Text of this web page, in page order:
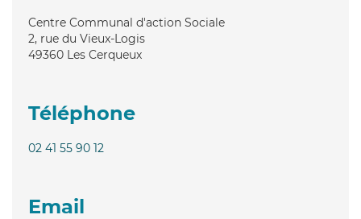
Centre Communal d'action Sociale
2, rue du Vieux-Logis
49360 Les Cerqueux
Téléphone
02 41 55 90 12
Email